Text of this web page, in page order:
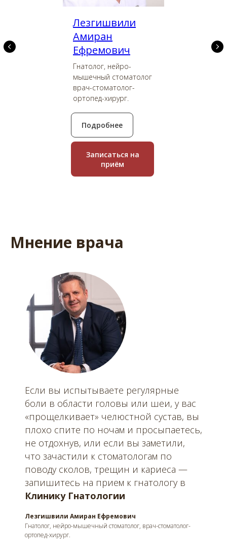
Лезгишвили
Амиран
Ефремович
Гнатолог, нейро-
мышечный стоматолог
врач-стоматолог-
ортопед-хирург.
Подробнее
Записаться на
приём
Мнение врача
Если вы испытываете регулярные
боли в области головы или шеи, у вас
«прощелкивает» челюстной сустав, вы
плохо спите по ночам и просыпаетесь,
не отдохнув, или если вы заметили,
что зачастили к стоматологам по
поводу сколов, трещин и кариеса —
запишитесь на прием к гнатологу в
Клинику Гнатологии
Лезгишвили Амиран Ефремович
Гнатолог, нейро-мышечный стоматолог, врач-стоматолог-
ортопед-хирург.